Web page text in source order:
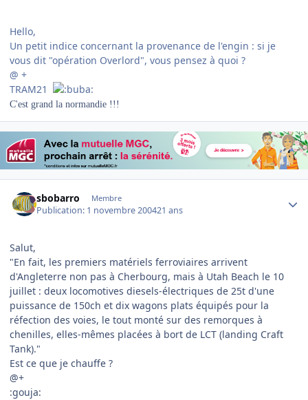
Hello,
Un petit indice concernant la provenance de l'engin : si je
vous dit "opération Overlord", vous pensez à quoi ?
@ +
TRAM21
C'est grand la normandie !!!
sbobarro Membre
Publication: 1 novembre 200421 ans
Salut,
"En fait, les premiers matériels ferroviaires arrivent
d'Angleterre non pas à Cherbourg, mais à Utah Beach le 10
juillet : deux locomotives diesels-électriques de 25t d'une
puissance de 150ch et dix wagons plats équipés pour la
réfection des voies, le tout monté sur des remorques à
chenilles, elles-mêmes placées à bort de LCT (landing Craft
Tank)."
Est ce que je chauffe ?
@+
:gouja: